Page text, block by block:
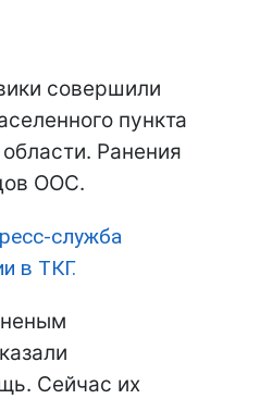
совершили
пункта
Ранения
ООС.
служба
в ТКГ.
Сейчас их